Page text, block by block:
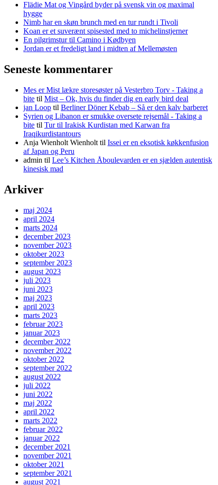
Flädie Mat og Vingård byder på svensk vin og maximal
hygge
Nimb har en skøn brunch med en tur rundt i Tivoli
Koan er et suverænt spisested med to michelinstjerner
En pilgrimstur til Camino i Kødbyen
Jordan er et fredeligt land i midten af Mellemøsten
Seneste kommentarer
Mes er Mist lækre storesøster på Vesterbro Torv - Taking a
bite til Mist – Ok, hvis du finder dig en early bird deal
jan Loop til Berliner Döner Kebab – Så er den kalv barberet
Syrien og Libanon er smukke oversete rejsemål - Taking a
bite til Tur til Irakisk Kurdistan med Karwan fra
Iraqikurdistantours
Anja Wienholt Wienholt til Issei er en eksotisk køkkenfusion
af Japan og Peru
admin til Lee’s Kitchen Åboulevarden er en sjælden autentisk
kinesisk mad
Arkiver
maj 2024
april 2024
marts 2024
december 2023
november 2023
oktober 2023
september 2023
august 2023
juli 2023
juni 2023
maj 2023
april 2023
marts 2023
februar 2023
januar 2023
december 2022
november 2022
oktober 2022
september 2022
august 2022
juli 2022
juni 2022
maj 2022
april 2022
marts 2022
februar 2022
januar 2022
december 2021
november 2021
oktober 2021
september 2021
august 2021